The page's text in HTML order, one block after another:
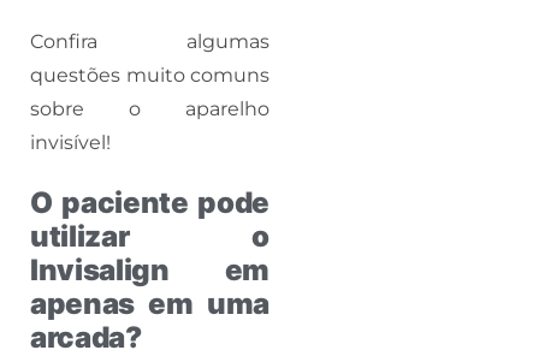
Confira algumas
questões muito comuns
sobre o aparelho
invisível!
O paciente pode
utilizar o
Invisalign em
apenas em uma
arcada?